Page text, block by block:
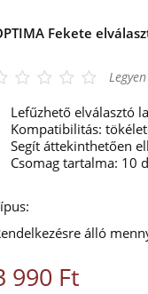
Fekete
Lefűzhető elválasztó
Kompatibilitás:
Segít áttekinthetően
Csomag tartalma: 10
álló
990 Ft